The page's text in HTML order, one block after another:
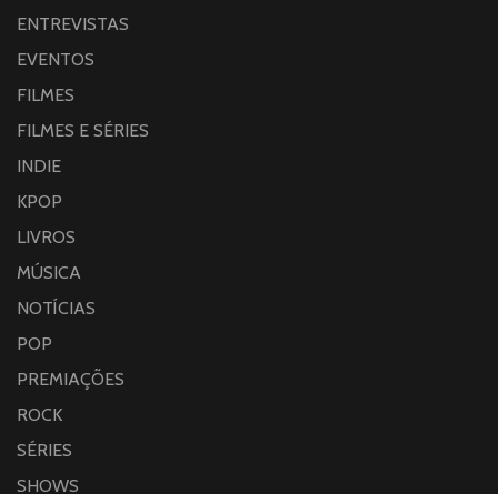
ENTREVISTAS
EVENTOS
FILMES
FILMES E SÉRIES
INDIE
KPOP
LIVROS
MÚSICA
NOTÍCIAS
POP
PREMIAÇÕES
ROCK
SÉRIES
SHOWS